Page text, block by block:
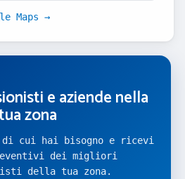
Maps →
e aziende nella
zona
cui hai bisogno e ricevi
dei migliori
della tua zona.